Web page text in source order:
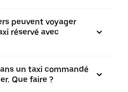
peuvent voyager
réservé avec
un taxi commandé
Que faire ?